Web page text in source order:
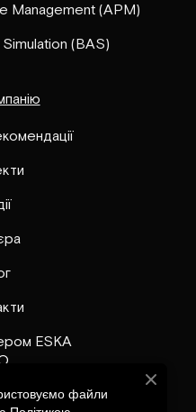
Management (APM)
(BAS)
ESKA
файли